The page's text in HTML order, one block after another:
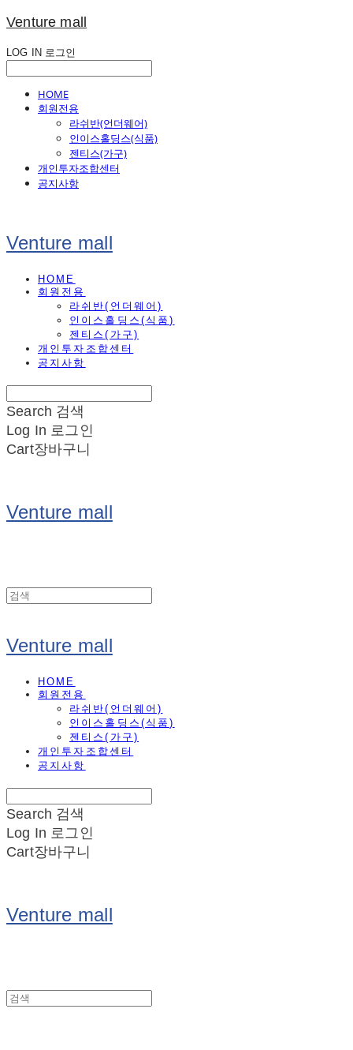
Venture mall
LOG IN 로그인
HOME
회원전용
라쉬반(언더웨어)
인이스홀딩스(식품)
젠티스(가구)
개인투자조합센터
공지사항
Venture mall
HOME
회원전용
라쉬반(언더웨어)
인이스홀딩스(식품)
젠티스(가구)
개인투자조합센터
공지사항
Search 검색
Log In 로그인
Cart장바구니
Venture mall
Venture mall
HOME
회원전용
라쉬반(언더웨어)
인이스홀딩스(식품)
젠티스(가구)
개인투자조합센터
공지사항
Search 검색
Log In 로그인
Cart장바구니
Venture mall